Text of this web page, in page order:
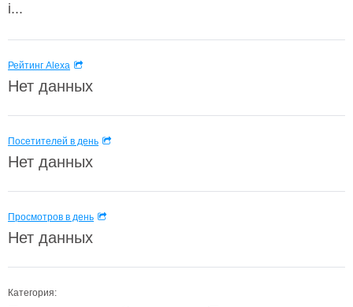
i...
Рейтинг Alexa
Нет данных
Посетителей в день
Нет данных
Просмотров в день
Нет данных
Категория: